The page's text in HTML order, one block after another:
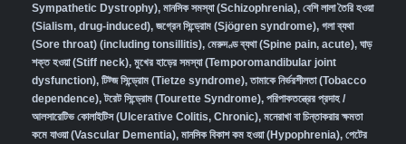
Sympathetic Dystrophy), মানসিক সমস্যা (Schizophrenia), বেশি লালা তৈরি হওয়া
(Sialism, drug-induced), জগ্রেন সিন্ড্রোম (Sjögren syndrome), গলা ব্যথা
(Sore throat) (including tonsillitis), মেরুদণ্ড ব্যথা (Spine pain, acute), ঘাড়
শক্ত হওয়া (Stiff neck), মুখের হাড়ের সমস্যা (Temporomandibular joint
dysfunction), টিট্জ সিন্ড্রোম (Tietze syndrome),তামাকে নির্ভরশীলতা (Tobacco
dependence),টরেট সিন্ড্রোম (Tourette Syndrome), পরিপাকতন্ত্রের প্রদাহ /
আলসারেটিভ কোলাইটিস (Ulcerative Colitis, Chronic), মনেরাখা বা চিন্তাকরার ক্ষমতা
কমে যাওয়া (Vascular Dementia), মানসিক বিকাশ কম হওয়া (Hypophrenia), পেটের